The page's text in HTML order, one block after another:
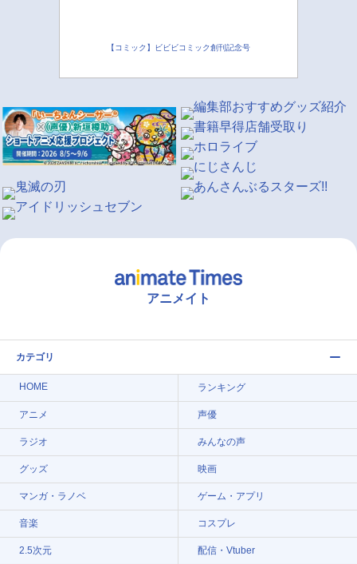
【コミック】ビビビコミック創刊記念号
アニメイト
カテゴリ
HOME ランキング
アニメ 声優
ラジオ みんなの声
グッズ 映画
マンガ・ラノベ ゲーム・アプリ
音楽 コスプレ
2.5次元 配信・Vtuber